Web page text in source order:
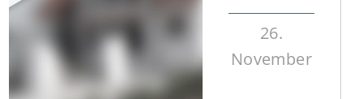
26.
November